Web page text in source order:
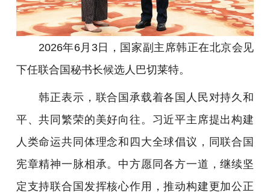
2026年6月3日，国家副主席韩正在北京会见
下任联合国秘书长候选人巴切莱特。
韩正表示，联合国承载着各国人民对持久和
平、共同繁荣的美好向往。习近平主席提出构建
人类命运共同体理念和四大全球倡议，同联合国
宪章精神一脉相承。中方愿同各方一道，继续坚
定支持联合国发挥核心作用，推动构建更加公正